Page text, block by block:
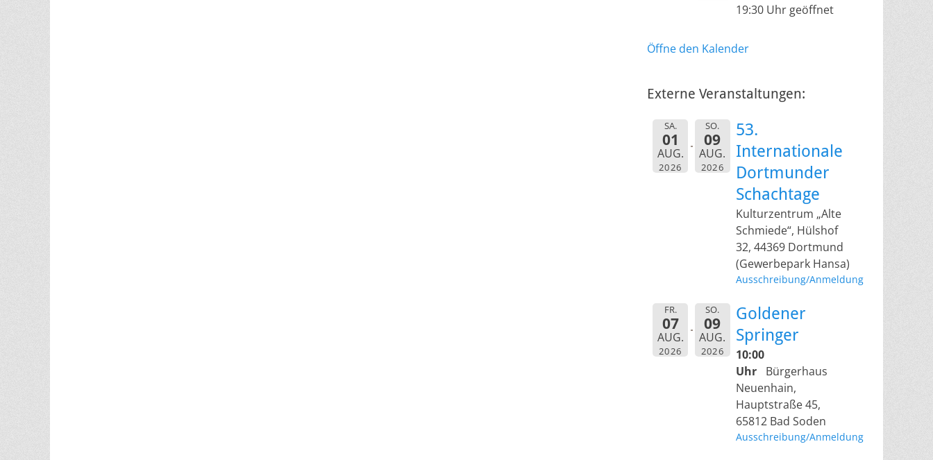
19:30 Uhr geöffnet
Öffne den Kalender
Externe Veranstaltungen:
SA.
01
AUG.
2026
SO.
09
AUG.
2026
53.
Internationale
Dortmunder
Schachtage
Kulturzentrum „Alte
Schmiede“, Hülshof
32, 44369 Dortmund
(Gewerbepark Hansa)
Ausschreibung/Anmeldung
FR.
07
AUG.
2026
SO.
09
AUG.
2026
Goldener
Springer
10:00
Uhr
Bürgerhaus
Neuenhain,
Hauptstraße 45,
65812 Bad Soden
Ausschreibung/Anmeldung